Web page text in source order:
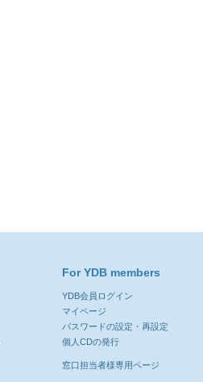
For YDB members
YDB会員ログイン
マイページ
パスワードの設定・再設定
個人CDの発行
窓口担当者様専用ページ